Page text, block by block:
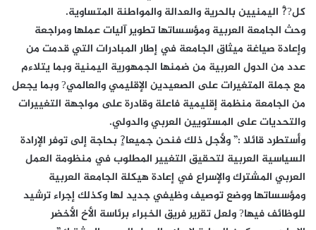
كل??ْ اليمنيين بالحرية والعدالة والمواطنة المتساوية.
وحث الجامعة العربية ومؤسساتها تطوير آليات عملها ومراجعة
وإعادة صياغة ميثاق الجامعة في إطار المبادرات التي قدمت من
عدد من الدول العربية من ضمنها الجمهورية اليمنية وبما يتلاءم
مع جملة المتغيرات على الصعيدين الإقليمي والعالمي? وبما يجعل
من الجامعة منظمة إقليمية فاعلة وقادرة على مواجهة التغييرات
والتحديات على المستويين العربي والدولي.
وأستطرد قائلا :” ولأجل ذلك فنحن جميعا?ٍ بحاجة إلى توفر الإرادة
السياسية العربية لتحقيق التغيير المطلوب في منظومة العمل
العربي المشترك والإسراع في إعادة هيكلة الجامعة العربية
ومؤسساتها ووضع توصيف وظيفي جديد لها وكذلك إجراء ترشيد
للوظائف فيها? ولعل تقرير فريق الخبراء برئاسة الأخ الأخضر